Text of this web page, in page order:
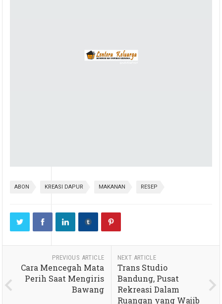
ABON KREASI DAPUR MAKANAN RESEP
PREVIOUS ARTICLE
Cara Mencegah Mata
Perih Saat Mengiris
Bawang
NEXT ARTICLE
Trans Studio
Bandung, Pusat
Rekreasi Dalam
Ruangan yang Wajib